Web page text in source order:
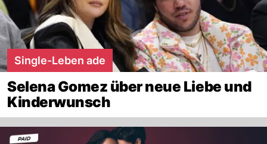
Single-Leben ade
Selena Gomez über neue Liebe und
Kinderwunsch